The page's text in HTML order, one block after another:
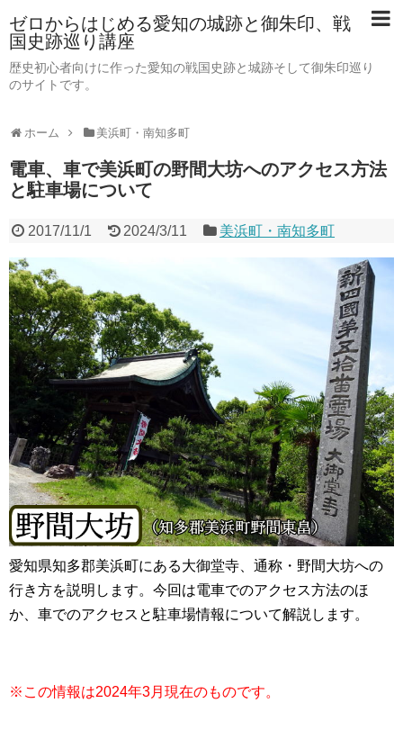
ゼロからはじめる愛知の城跡と御朱印、戦
国史跡巡り講座
歴史初心者向けに作った愛知の戦国史跡と城跡そして御朱印巡り
のサイトです。
ホーム 美浜町・南知多町
電車、車で美浜町の野間大坊へのアクセス方法
と駐車場について
2017/11/1 2024/3/11 美浜町・南知多町
愛知県知多郡美浜町にある大御堂寺、通称・野間大坊への
行き方を説明します。今回は電車でのアクセス方法のほ
か、車でのアクセスと駐車場情報について解説します。
※この情報は2024年3月現在のものです。